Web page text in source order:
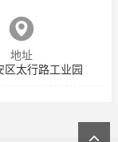
地址
区太行路工业园